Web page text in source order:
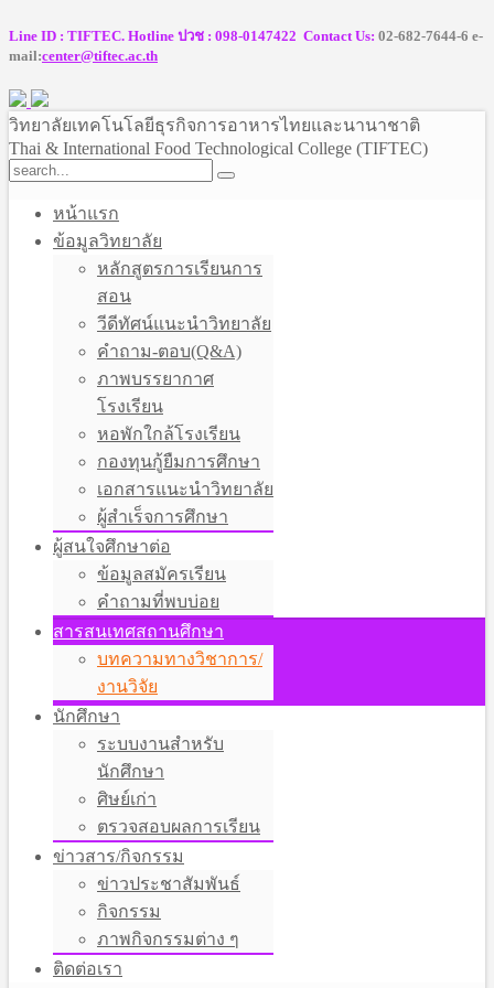
Line ID : TIFTEC. Hotline ปวช : 098-0147422 Contact Us: 02-682-7644-6 e-
mail:center@tiftec.ac.th
วิทยาลัยเทคโนโลยีธุรกิจการอาหารไทยและนานาชาติ
Thai & International Food Technological College (TIFTEC)
หน้าแรก
ข้อมูลวิทยาลัย
หลักสูตรการเรียนการ
สอน
วีดีทัศน์แนะนำวิทยาลัย
คำถาม-ตอบ(Q&A)
ภาพบรรยากาศ
โรงเรียน
หอพักใกล้โรงเรียน
กองทุนกู้ยืมการศึกษา
เอกสารแนะนำวิทยาลัย
ผู้สำเร็จการศึกษา
ผู้สนใจศึกษาต่อ
ข้อมูลสมัครเรียน
คำถามที่พบบ่อย
สารสนเทศสถานศึกษา
บทความทางวิชาการ/
งานวิจัย
นักศึกษา
ระบบงานสำหรับ
นักศึกษา
ศิษย์เก่า
ตรวจสอบผลการเรียน
ข่าวสาร/กิจกรรม
ข่าวประชาสัมพันธ์
กิจกรรม
ภาพกิจกรรมต่าง ๆ
ติดต่อเรา